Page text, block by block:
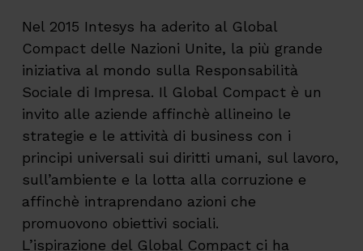
Nel 2015 Intesys ha aderito al Global
Compact delle Nazioni Unite, la più grande
iniziativa al mondo sulla Responsabilità
Sociale di Impresa. Il Global Compact è un
invito alle aziende affinchè allineino le
strategie e le attività di business con i
principi universali sui diritti umani, sul lavoro,
sull’ambiente e la lotta alla corruzione e
affinchè intraprendano azioni che
promuovono obiettivi sociali.
L’ispirazione del Global Compact ci ha